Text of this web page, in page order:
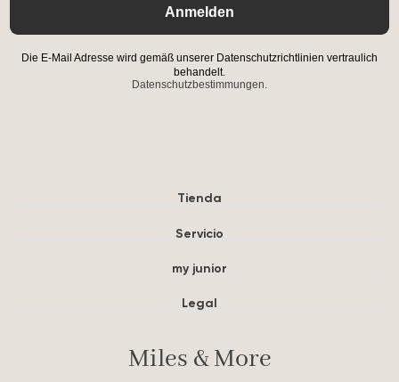
Anmelden
Die E-Mail Adresse wird gemäß unserer Datenschutzrichtlinien vertraulich
behandelt.
Datenschutzbestimmungen.
Tienda
Servicio
my junior
Legal
Miles & More